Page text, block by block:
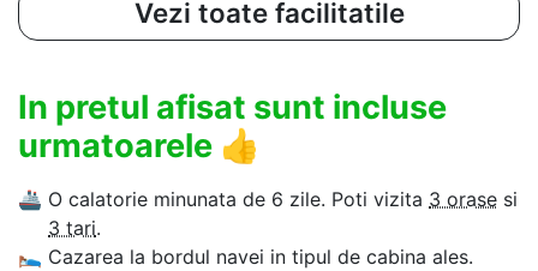
Vezi toate facilitatile
In pretul afisat sunt incluse
urmatoarele 👍
🚢 O calatorie minunata de 6 zile. Poti vizita 3 orase si
3 tari.
🛌 Cazarea la bordul navei in tipul de cabina ales.